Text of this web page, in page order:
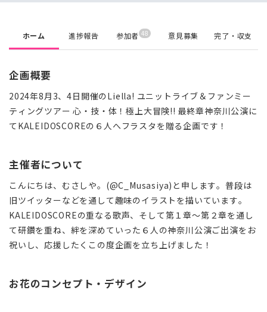
ホーム 進捗報告 参加者 48 意見募集 完了・収支
企画概要
2024年8月3、4日開催のLiella! ユニットライブ＆ファンミー
ティングツアー 心・技・体！極上大冒険!! 最終章神奈川公演に
てKALEIDOSCOREの６人へフラスタを贈る企画です！
主催者について
こんにちは、むさしや。(@C_Musasiya)と申します。普段は
旧ツイッターなどを通して趣味のイラストを描いています。
KALEIDOSCOREの重なる歌声、そして第１章～第２章を通し
て研鑽を重ね、絆を深めていった６人の神奈川公演ご出演をお
祝いし、応援したくこの度企画を立ち上げました！
お花のコンセプト・デザイン